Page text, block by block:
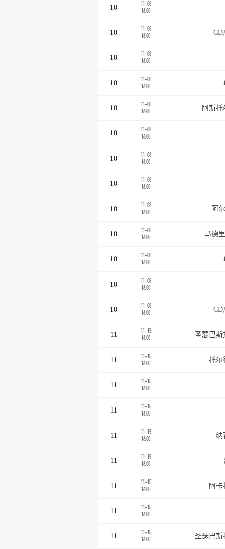
10
11-08
16:00
10
11-08
16:00
CD
10
11-08
16:00
10
11-08
16:00
10
11-08
16:00
阿斯
10
11-08
16:00
10
11-08
16:00
10
11-08
16:00
10
11-08
16:00
阿
10
11-08
16:00
马德
10
11-08
16:00
10
11-08
16:00
10
11-08
16:00
CD
11
11-15
16:00
圣瑟巴斯
11
11-15
16:00
托尔
11
11-15
16:00
11
11-15
16:00
11
11-15
16:00
纳
11
11-15
16:00
11
11-15
16:00
阿
11
11-15
16:00
11
11-15
16:00
圣瑟巴斯